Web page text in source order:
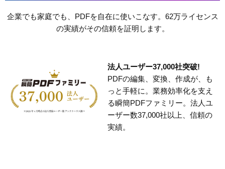
企業でも家庭でも、PDFを自在に使いこなす。62万ライセンス
の実績がその信頼を証明します。
法人ユーザー37,000社突破!
PDFの編集、変換、作成が、も
っと手軽に。業務効率化を支え
る瞬簡PDFファミリー。法人ユ
ーザー数37,000社以上、信頼の
実績。